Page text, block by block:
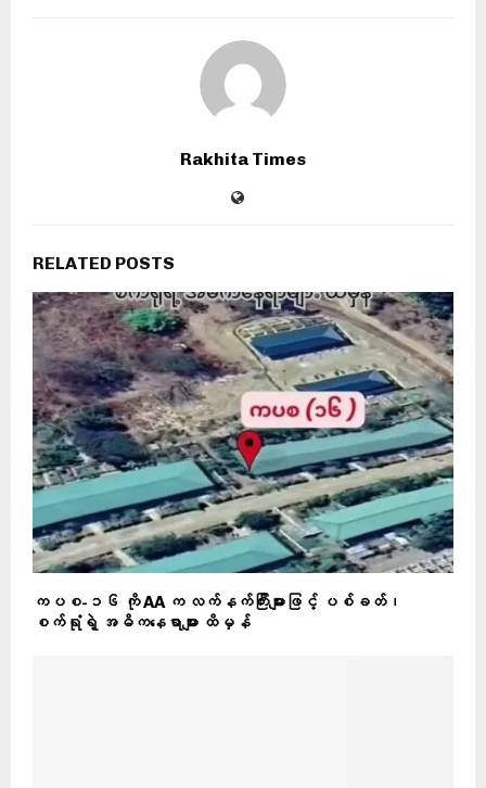
Rakhita Times
RELATED POSTS
ကပစ-၁၆ ကို AA က လက်နက်ကြီးများဖြင့် ပစ်ခတ်၊
စက်ရုံရဲ့ အဓိကနေရာများ ထိမှန်